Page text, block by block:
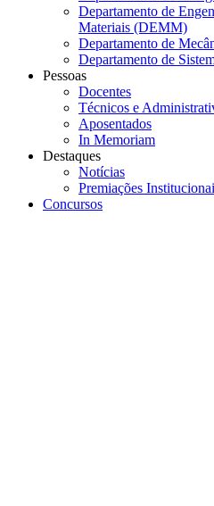
Departamento de
Materiais (DEMM)
Departamento de
Departamento de
Pessoas
Docentes
Técnicos e
Aposentados
In Memoriam
Destaques
Notícias
Premiações
Concursos